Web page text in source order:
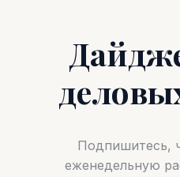
Подпишитесь,
еженедельную